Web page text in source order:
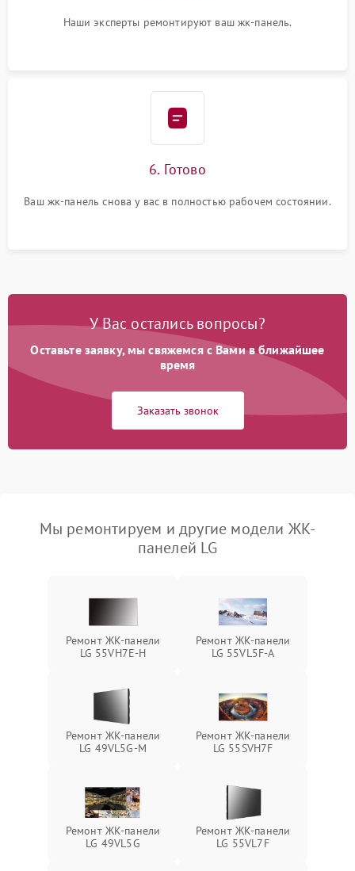
Наши эксперты ремонтируют ваш жк-панель.
6. Готово
Ваш жк-панель снова у вас в полностью рабочем состоянии.
У Вас остались вопросы?
Оставьте заявку, мы свяжемся с Вами в ближайшее
время
Заказать звонок
Мы ремонтируем и другие модели ЖК-
панелей LG
Ремонт ЖК-панели
LG 55VH7E-H
Ремонт ЖК-панели
LG 55VL5F-A
Ремонт ЖК-панели
LG 49VL5G-M
Ремонт ЖК-панели
LG 55SVH7F
Ремонт ЖК-панели
LG 49VL5G
Ремонт ЖК-панели
LG 55VL7F